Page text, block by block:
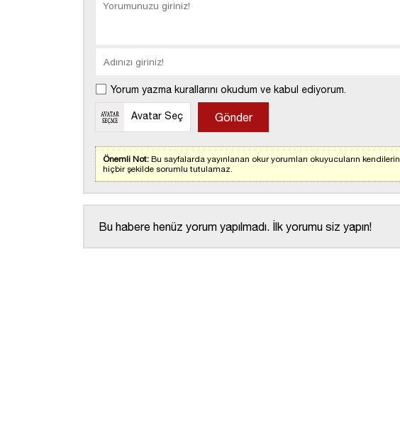
Yorum yazma kurallarını okudum ve kabul ediyorum.
Avatar Seç
Önemli Not: Bu sayfalarda yayınlanan okur yorumları okuyucuların
hiçbir şekilde sorumlu tutulamaz.
Bu habere henüz yorum yapılmadı. İlk yorumu siz yapın!